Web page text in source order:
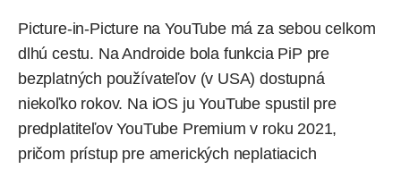
Picture-in-Picture na YouTube má za sebou celkom
dlhú cestu. Na Androide bola funkcia PiP pre
bezplatných používateľov (v USA) dostupná
niekoľko rokov. Na iOS ju YouTube spustil pre
predplatiteľov YouTube Premium v roku 2021,
pričom prístup pre amerických neplatiacich